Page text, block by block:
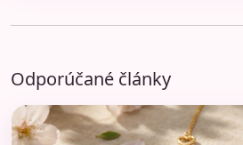
Odporúčané články